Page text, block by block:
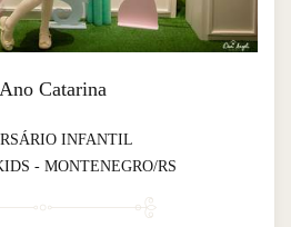
Catarina
INFANTIL
- MONTENEGRO/RS